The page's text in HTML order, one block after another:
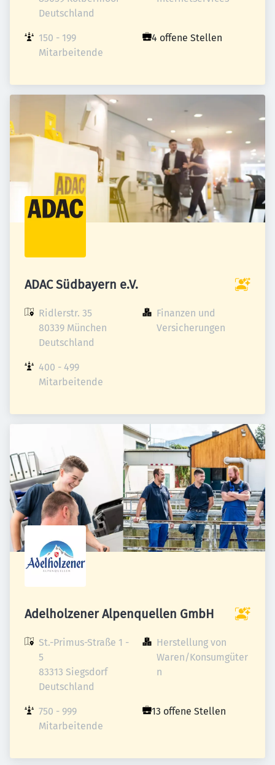
Deutschland
150 - 199
Mitarbeitende
4 offene Stellen
ADAC Südbayern e.V.
Ridlerstr. 35
80339 München
Deutschland
Finanzen und
Versicherungen
400 - 499
Mitarbeitende
Adelholzener Alpenquellen GmbH
St.-Primus-Straße 1 -
5
83313 Siegsdorf
Deutschland
Herstellung von
Waren/Konsumgüter
n
750 - 999
Mitarbeitende
13 offene Stellen